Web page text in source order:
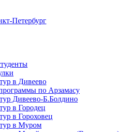
Петербург
в Дивеево
по Арзамасу
Дивеево-Б.Болдино
в Городец
в Гороховец
в Муром